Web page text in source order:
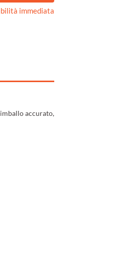
immediata
accurato,